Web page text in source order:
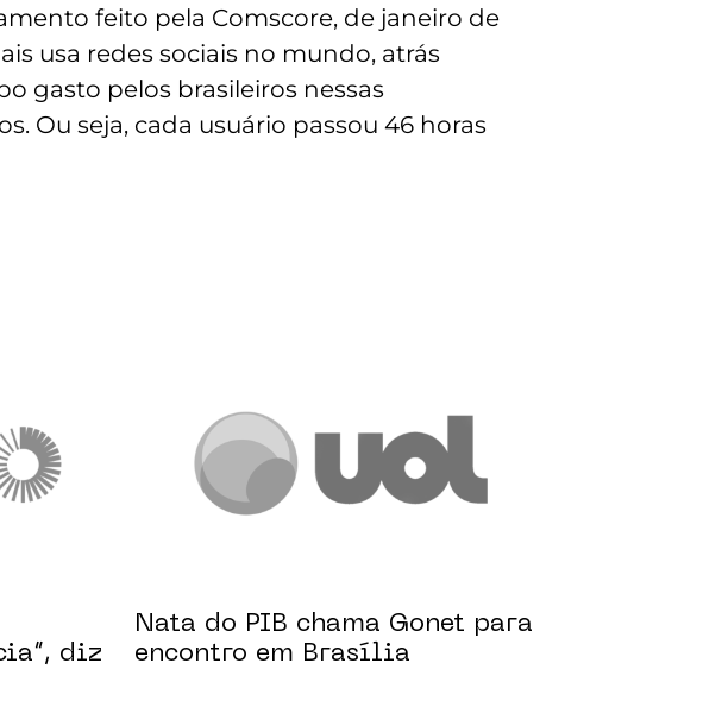
feito pela Comscore, de janeiro de
usa redes sociais no mundo, atrás
gasto pelos brasileiros nessas
Ou seja, cada usuário passou 46 horas
diz
Nata do PIB chama Gonet para
encontro em Brasília